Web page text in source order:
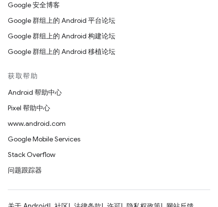
Google 安全博客
Google 群组上的 Android 平台论坛
Google 群组上的 Android 构建论坛
Google 群组上的 Android 移植论坛
获取帮助
Android 帮助中心
Pixel 帮助中心
www.android.com
Google Mobile Services
Stack Overflow
问题跟踪器